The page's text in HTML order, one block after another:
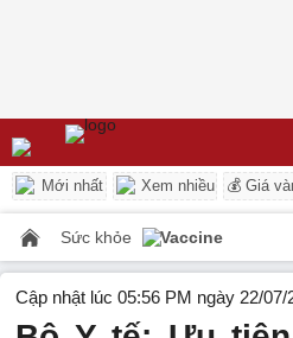
Mới nhất Xem nhiều 💰 Giá
Sức khỏe Vaccine
Cập nhật lúc 05:56 PM ngày 22/07/